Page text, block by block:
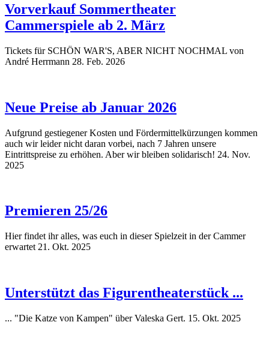
Vorverkauf Sommertheater
Cammerspiele ab 2. März
Tickets für SCHÖN WAR'S, ABER NICHT NOCHMAL von
André Herrmann 28. Feb. 2026
Neue Preise ab Januar 2026
Aufgrund gestiegener Kosten und Fördermittelkürzungen kommen
auch wir leider nicht daran vorbei, nach 7 Jahren unsere
Eintrittspreise zu erhöhen. Aber wir bleiben solidarisch! 24. Nov.
2025
Premieren 25/26
Hier findet ihr alles, was euch in dieser Spielzeit in der Cammer
erwartet 21. Okt. 2025
Unterstützt das Figurentheaterstück ...
... "Die Katze von Kampen" über Valeska Gert. 15. Okt. 2025